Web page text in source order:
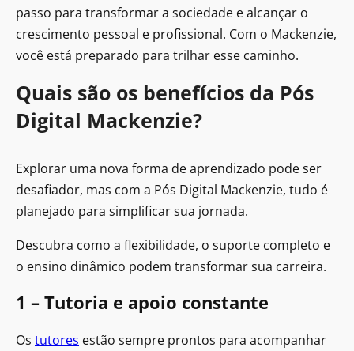
passo para transformar a sociedade e alcançar o
crescimento pessoal e profissional. Com o Mackenzie,
você está preparado para trilhar esse caminho.
Quais são os benefícios da Pós
Digital Mackenzie?
Explorar uma nova forma de aprendizado pode ser
desafiador, mas com a Pós Digital Mackenzie, tudo é
planejado para simplificar sua jornada.
Descubra como a flexibilidade, o suporte completo e
o ensino dinâmico podem transformar sua carreira.
1 – Tutoria e apoio constante
Os tutores estão sempre prontos para acompanhar